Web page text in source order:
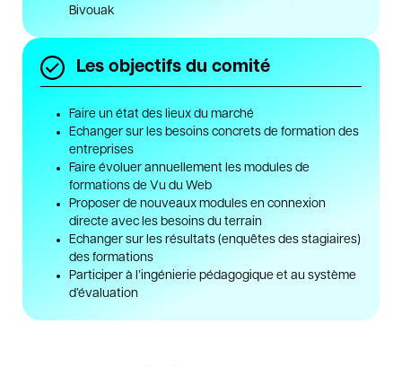
Bivouak
Les objectifs du comité
Faire un état des lieux du marché
Echanger sur les besoins concrets de formation des
entreprises
Faire évoluer annuellement les modules de
formations de Vu du Web
Proposer de nouveaux modules en connexion
directe avec les besoins du terrain
Echanger sur les résultats (enquêtes des stagiaires)
des formations
Participer à l’ingénierie pédagogique et au système
d’évaluation